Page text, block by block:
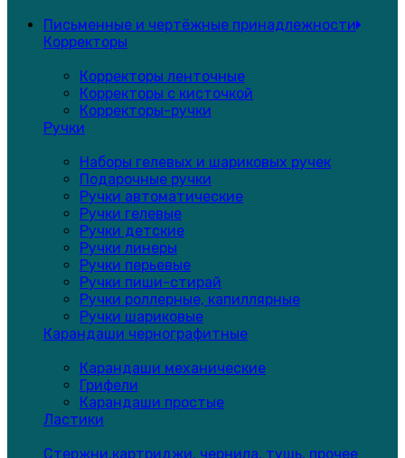
Письменные и чертёжные принадлежности
Корректоры
Корректоры ленточные
Корректоры с кисточкой
Корректоры-ручки
Ручки
Наборы гелевых и шариковых ручек
Подарочные ручки
Ручки автоматические
Ручки гелевые
Ручки детские
Ручки линеры
Ручки перьевые
Ручки пиши-стирай
Ручки роллерные, капиллярные
Ручки шариковые
Карандаши чернографитные
Карандаши механические
Грифели
Карандаши простые
Ластики
Стержни,картриджи, чернила, тушь, прочее